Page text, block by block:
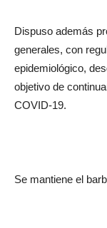
Dispuso además
generales, con
epidemiológico,
objetivo de
COVID-19.
Se mantiene el